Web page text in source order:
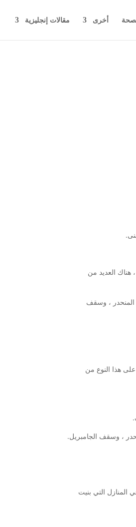
أخرى مقالات إنجليزية
هناك العديد من
المنحدر ، وسقف
هذا النوع من
، وسقف الجامبريل.
التي بنيت